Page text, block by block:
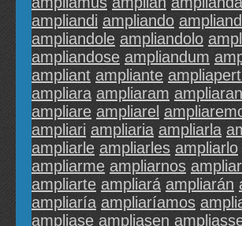
ampliandi ampliando
ampliandole ampliandolo
ampliandose ampliandum
ampliant ampliante
ampliara ampliaram ampliaran
ampliare ampliarel
ampliari ampliaria ampliarla
ampliarle ampliarles ampliarlo
ampliarme ampliarnos
ampliarte ampliará ampliarán
ampliaría ampliaríamos
ampliase ampliasen